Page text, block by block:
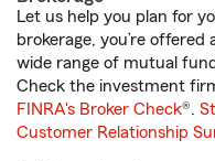
Let us help you plan for
brokerage, you’re
wide range of mutual
Check the investment
FINRA's Broker Check®.
Customer Relationship